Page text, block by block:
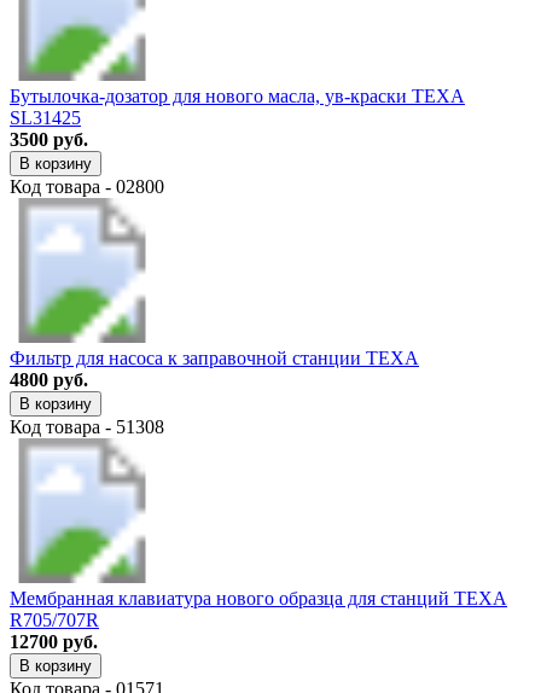
Бутылочка-дозатор для нового масла, ув-краски TEXA
SL31425
3500 руб.
В корзину
Код товара - 02800
Фильтр для насоса к заправочной станции TEXA
4800 руб.
В корзину
Код товара - 51308
Мембранная клавиатура нового образца для станций TEXA
R705/707R
12700 руб.
В корзину
Код товара - 01571